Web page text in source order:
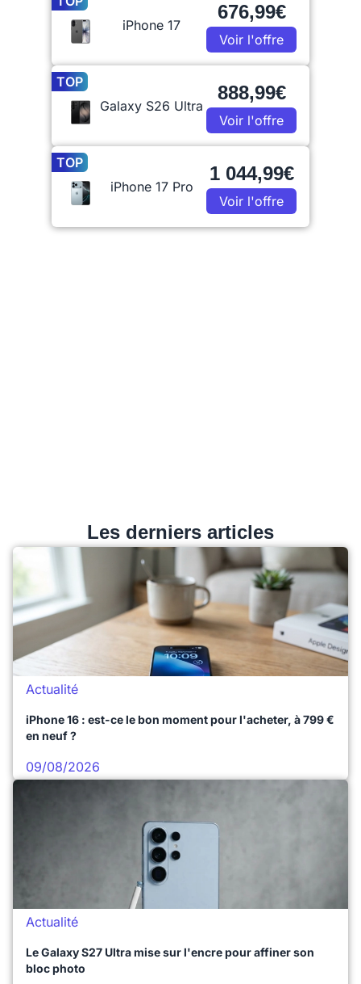
iPhone 17
676,99€
Voir l'offre
TOP
Galaxy S26 Ultra
888,99€
Voir l'offre
TOP
iPhone 17 Pro
1 044,99€
Voir l'offre
Les derniers articles
Actualité
iPhone 16 : est-ce le bon moment pour l'acheter, à 799 €
en neuf ?
09/08/2026
Actualité
Le Galaxy S27 Ultra mise sur l'encre pour affiner son
bloc photo